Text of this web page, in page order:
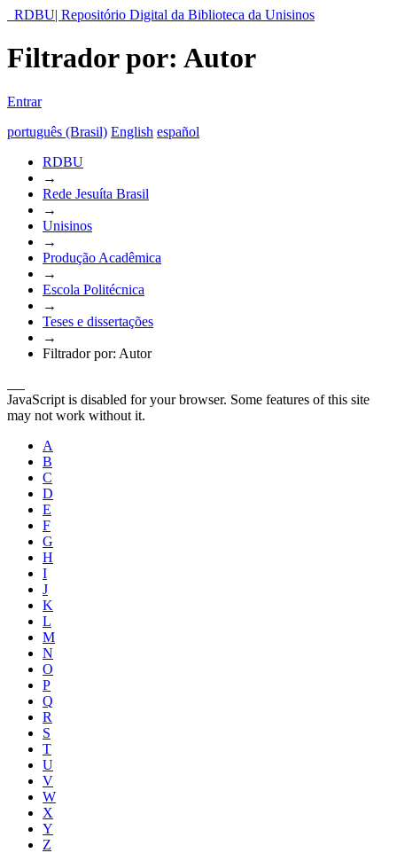
RDBU| Repositório Digital da Biblioteca da Unisinos
Filtrador por: Autor
Entrar
português (Brasil) English español
RDBU
→
Rede Jesuíta Brasil
→
Unisinos
→
Produção Acadêmica
→
Escola Politécnica
→
Teses e dissertações
→
Filtrador por: Autor
JavaScript is disabled for your browser. Some features of this site
may not work without it.
A
B
C
D
E
F
G
H
I
J
K
L
M
N
O
P
Q
R
S
T
U
V
W
X
Y
Z